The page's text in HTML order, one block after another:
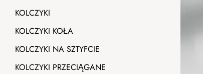
KOLCZYKI
KOLCZYKI KOŁA
KOLCZYKI NA SZTYFCIE
KOLCZYKI PRZECIĄGANE